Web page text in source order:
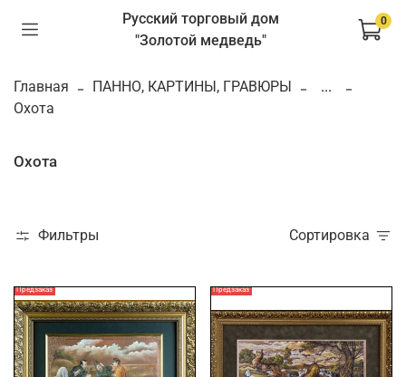
Русский торговый дом
"Золотой медведь"
0
Главная ПАННО, КАРТИНЫ, ГРАВЮРЫ
...
Охота
Охота
Фильтры Сортировка
Предзаказ Предзаказ